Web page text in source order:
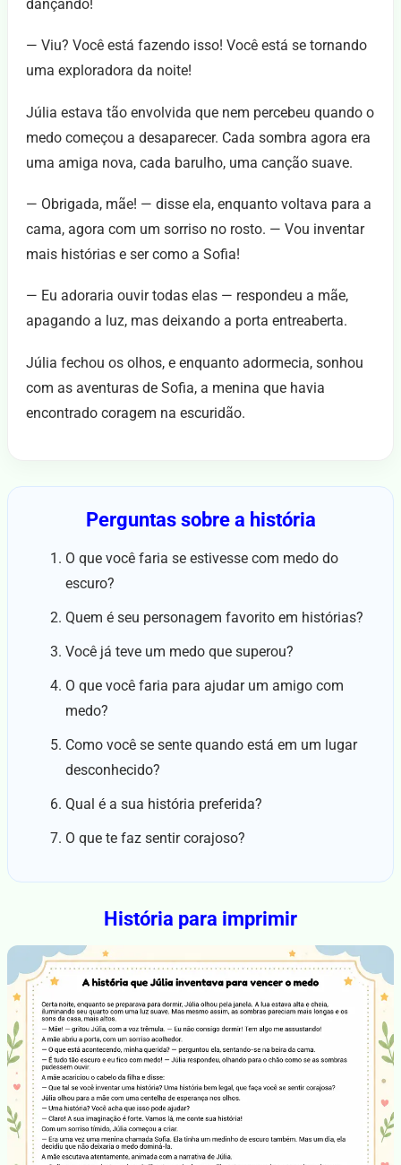
dançando!
— Viu? Você está fazendo isso! Você está se tornando
uma exploradora da noite!
Júlia estava tão envolvida que nem percebeu quando o
medo começou a desaparecer. Cada sombra agora era
uma amiga nova, cada barulho, uma canção suave.
— Obrigada, mãe! — disse ela, enquanto voltava para a
cama, agora com um sorriso no rosto. — Vou inventar
mais histórias e ser como a Sofia!
— Eu adoraria ouvir todas elas — respondeu a mãe,
apagando a luz, mas deixando a porta entreaberta.
Júlia fechou os olhos, e enquanto adormecia, sonhou
com as aventuras de Sofia, a menina que havia
encontrado coragem na escuridão.
Perguntas sobre a história
O que você faria se estivesse com medo do
escuro?
Quem é seu personagem favorito em histórias?
Você já teve um medo que superou?
O que você faria para ajudar um amigo com
medo?
Como você se sente quando está em um lugar
desconhecido?
Qual é a sua história preferida?
O que te faz sentir corajoso?
História para imprimir